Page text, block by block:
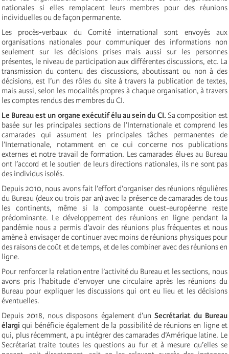
nationales si elles remplacent leurs membres pour des réunions
individuelles ou de façon permanente.
Les procès-verbaux du Comité international sont envoyés aux
organisations nationales pour communiquer des informations non
seulement sur les décisions prises mais aussi sur les personnes
présentes, le niveau de participation aux différentes discussions, etc. La
transmission du contenu des discussions, aboutissant ou non à des
décisions, est l’un des rôles du site à travers la publication de textes,
mais aussi, selon les modalités propres à chaque organisation, à travers
les comptes rendus des membres du CI.
Le Bureau est un organe exécutif élu au sein du CI. Sa composition est
basée sur les principales sections de l’Internationale et comprend les
camarades qui assument les principales tâches permanentes de
l’Internationale, notamment en ce qui concerne nos publications
externes et notre travail de formation. Les camarades élu·es au Bureau
ont l’accord et le soutien de leurs directions nationales, ils ne sont pas
des individus isolés.
Depuis 2010, nous avons fait l’effort d’organiser des réunions régulières
du Bureau (deux ou trois par an) avec la présence de camarades de tous
les continents, même si la composante ouest-européenne reste
prédominante. Le développement des réunions en ligne pendant la
pandémie nous a permis d’avoir des réunions plus fréquentes et nous
amène à envisager de continuer avec moins de réunions physiques pour
des raisons de coût et de temps, et de les combiner avec des réunions en
ligne.
Pour renforcer la relation entre l’activité du Bureau et les sections, nous
avons pris l’habitude d’envoyer une circulaire après les réunions du
Bureau pour expliquer les discussions qui ont eu lieu et les décisions
éventuelles.
Depuis 2018, nous disposons également d’un Secrétariat du Bureau
élargi qui bénéficie également de la possibilité de réunions en ligne et
qui, plus récemment, a pu intégrer des camarades d’Amérique latine. Le
Secrétariat traite toutes les questions au fur et à mesure qu’elles se